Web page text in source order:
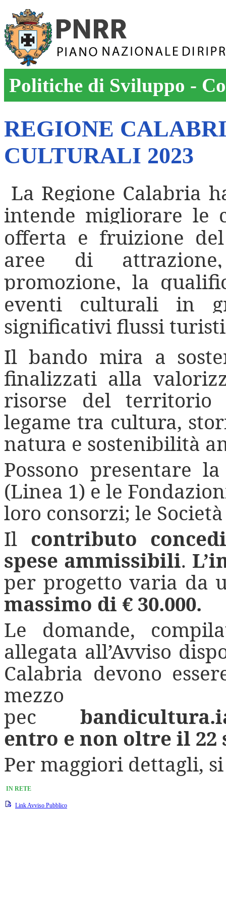
Politiche di Sviluppo -
REGIONE
CULTURALI 2023
La Regione Calabria
intende migliorare le
offerta e fruizione
aree di
promozione, la
eventi culturali in
significativi flussi
Il bando mira a
finalizzati alla
risorse del
legame tra cultura,
natura e sostenibilità
Possono presentare
(Linea 1) e le
loro consorzi; le
Il contributo
spese ammissibili.
per progetto varia da
massimo di € 30.000.
Le domande,
allegata all’Avviso
Calabria devono
mezzo
pec
entro e non oltre il 22
Per maggiori dettagli,
IN RETE
Link Avviso Pubblico